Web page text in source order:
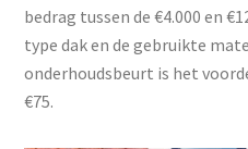
bedrag tussen de €4.000 en
type dak en de gebruikte
onderhoudsbeurt is het
€75.